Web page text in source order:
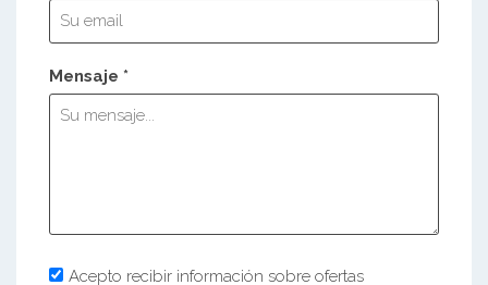
Mensaje *
Acepto recibir información sobre ofertas